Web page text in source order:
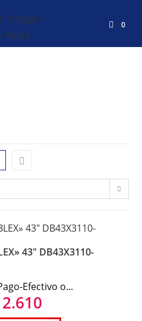
0
43″ DB43X3110-
Efectivo o...